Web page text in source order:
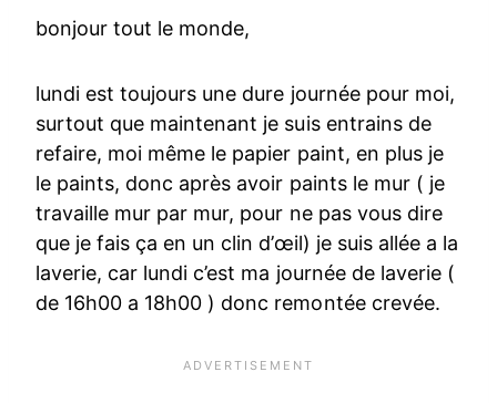
bonjour tout le monde,
lundi est toujours une dure journée pour moi,
surtout que maintenant je suis entrains de
refaire, moi même le papier paint, en plus je
le paints, donc après avoir paints le mur ( je
travaille mur par mur, pour ne pas vous dire
que je fais ça en un clin d’œil) je suis allée a la
laverie, car lundi c’est ma journée de laverie (
de 16h00 a 18h00 ) donc remontée crevée.